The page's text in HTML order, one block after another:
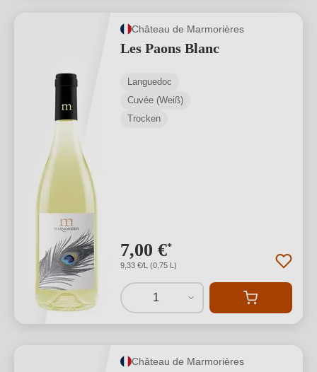
Château de Marmorières
Les Paons Blanc
Languedoc
Cuvée (Weiß)
Trocken
7,00 €*
9,33 €/L (0,75 L)
1
Château de Marmorières